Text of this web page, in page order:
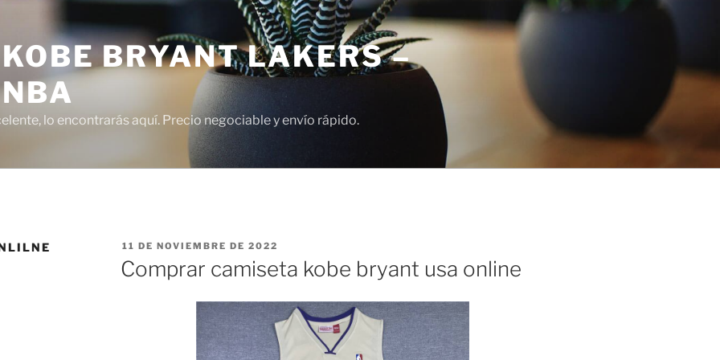
BRYANT LAKERS –
lo encontrarás aquí. Precio negociable y envío rápido.
PUBLICADO
EL
11 DE NOVIEMBRE DE 2022
Comprar camiseta kobe bryant usa online